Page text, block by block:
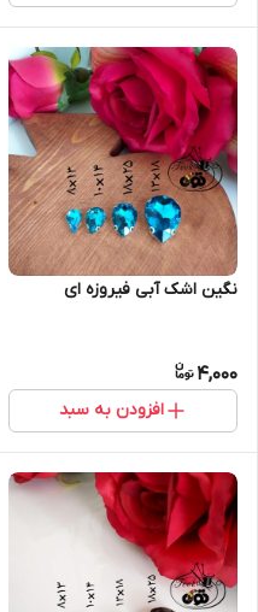
نگین اشک آبی فیروزه ای
4,000
افزودن به سبد